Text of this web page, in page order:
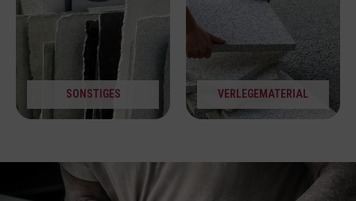
SONSTIGES VERLEGEMATERIAL